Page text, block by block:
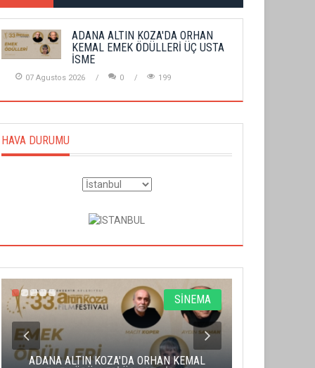
ADANA ALTIN KOZA'DA ORHAN
KEMAL EMEK ÖDÜLLERİ ÜÇ USTA
İSME
07 Agustos 2026 0 199
HAVA DURUMU
SİNEMA
ADANA ALTIN KOZA'DA ORHAN KEMAL